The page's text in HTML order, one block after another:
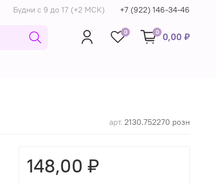
Будни с 9 до 17 (+2 МСК) +7 (922) 146-34-46
0 0 0,00 ₽
арт. 2130.752270 розн
148,00 ₽